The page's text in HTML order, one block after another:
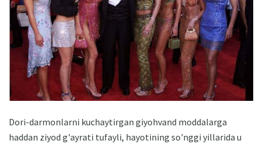
Dori-darmonlarni kuchaytirgan giyohvand moddalarga
haddan ziyod g'ayrati tufayli, hayotining so'nggi yillarida u